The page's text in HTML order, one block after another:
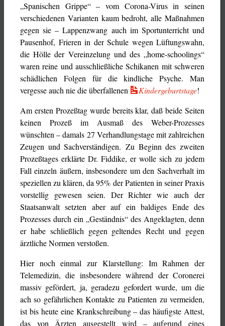
„Spanischen Grippe“ – vom Corona-Virus in seinen
verschiedenen Varianten kaum bedroht, alle Maßnahmen
gegen sie – Lappenzwang auch im Sportunterricht und
Pausenhof, Frieren in der Schule wegen Lüftungswahn,
die Hölle der Vereinzelung und des „home-schoolings“
waren reine und ausschließliche Schikanen mit schweren
schädlichen Folgen für die kindliche Psyche. Man
vergesse auch nie die überfallenen
Kindergeburtstage!
Am ersten Prozeßtag wurde bereits klar, daß beide Seiten
keinen Prozeß im Ausmaß des Weber-Prozesses
wünschten – damals 27 Verhandlungstage mit zahlreichen
Zeugen und Sachverständigen. Zu Beginn des zweiten
Prozeßtages erklärte Dr. Fiddike, er wolle sich zu jedem
Fall einzeln äußern, insbesondere um den Sachverhalt im
speziellen zu klären, da 95% der Patienten in seiner Praxis
vorstellig gewesen seien. Der Richter wie auch der
Staatsanwalt setzten aber auf ein baldiges Ende des
Prozesses durch ein „Geständnis“ des Angeklagten, denn
er habe schließlich gegen geltendes Recht und gegen
ärztliche Normen verstoßen.
Hier noch einmal zur Klarstellung: Im Rahmen der
Telemedizin, die insbesondere während der Coronerei
massiv gefördert, ja, geradezu gefordert wurde, um die
ach so gefährlichen Kontakte zu Patienten zu vermeiden,
ist bis heute eine Krankschreibung – das häufigste Attest,
das von Ärzten ausgestellt wird – aufgrund eines